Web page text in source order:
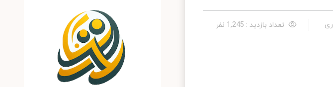
تعداد بازدید : 1,245 نفر